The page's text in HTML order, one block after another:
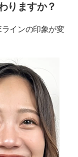
りますか？
インの印象が変